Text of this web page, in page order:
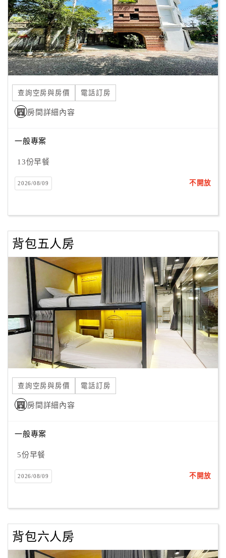
伴
計
劃
商
品
宣
傳
查詢空房與房價 電話訂房
房間詳細內容
一般專案
13份早餐
2026/08/09 不開放
背包五人房
查詢空房與房價 電話訂房
房間詳細內容
一般專案
5份早餐
2026/08/09 不開放
背包六人房